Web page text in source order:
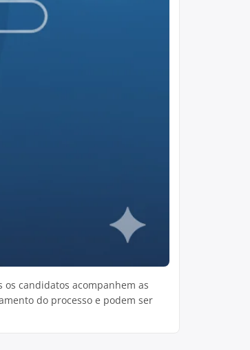
os candidatos acompanhem as
do processo e podem ser